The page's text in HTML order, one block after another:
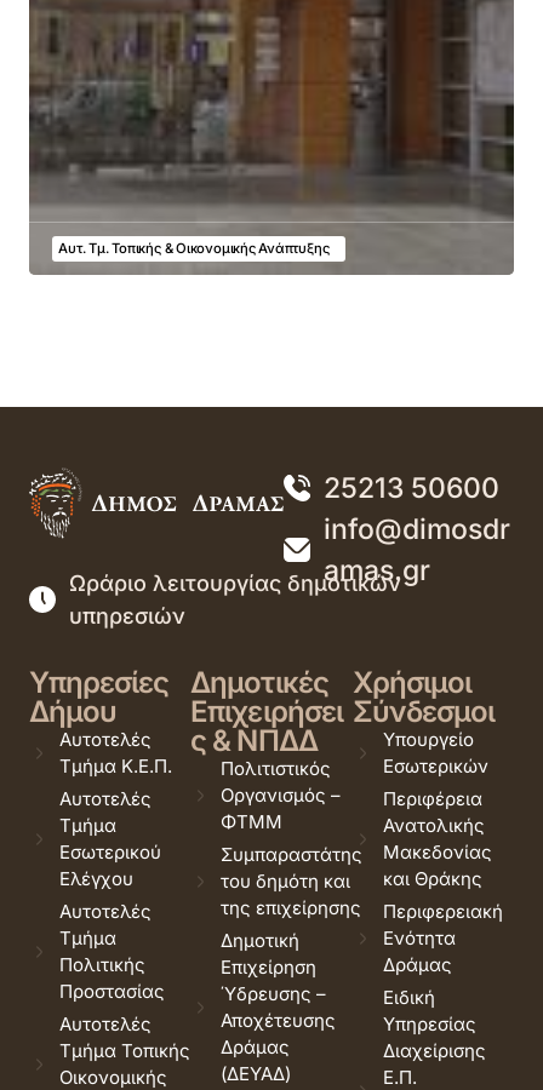
Αυτ. Τμ. Τοπικής & Οικονομικής Ανάπτυξης
25213 50600
info@dimosdr
amas.gr
Ωράριο λειτουργίας δημοτικών
υπηρεσιών
Υπηρεσίες
Δήμου
Αυτοτελές
Τμήμα Κ.Ε.Π.
Αυτοτελές
Τμήμα
Εσωτερικού
Ελέγχου
Αυτοτελές
Τμήμα
Πολιτικής
Προστασίας
Αυτοτελές
Τμήμα Τοπικής
Οικονομικής
Δημοτικές
Επιχειρήσει
ς & ΝΠΔΔ
Πολιτιστικός
Οργανισμός –
ΦΤΜΜ
Συμπαραστάτης
του δημότη και
της επιχείρησης
Δημοτική
Επιχείρηση
Ύδρευσης –
Αποχέτευσης
Δράμας
(ΔΕΥΑΔ)
Χρήσιμοι
Σύνδεσμοι
Υπουργείο
Εσωτερικών
Περιφέρεια
Ανατολικής
Μακεδονίας
και Θράκης
Περιφερειακή
Ενότητα
Δράμας
Ειδική
Υπηρεσίας
Διαχείρισης
Ε.Π.